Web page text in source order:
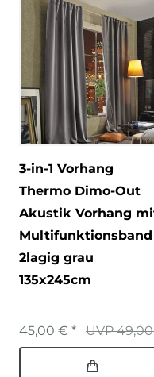
3-in-1 Vorhang
Thermo Dimo-Out
Akustik Vorhang
Multifunktionsband
2lagig grau
135x245cm
UVP
45,00 € *